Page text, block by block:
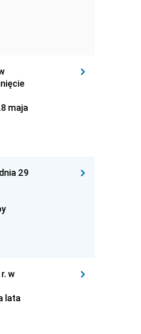
maja
29
w
lata